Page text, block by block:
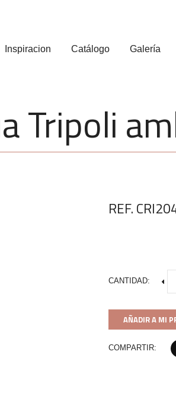
Inspiracion Catálogo Galería
Tripoli
REF.
CANTIDAD:
AÑADIR A MI
COMPARTIR: